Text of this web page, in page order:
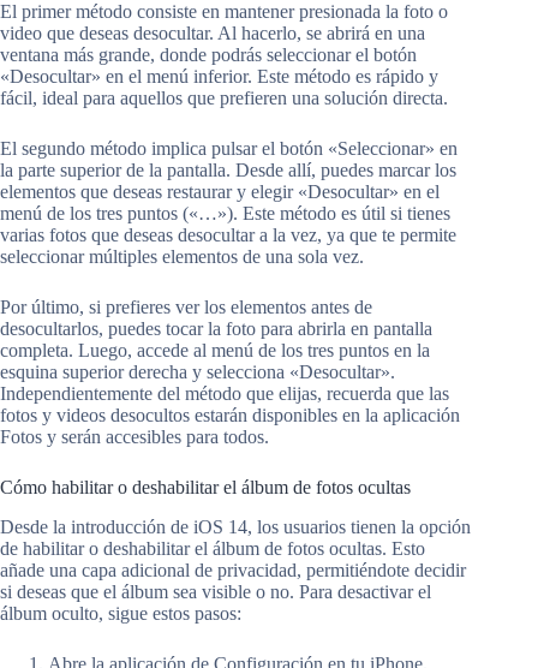
El primer método consiste en mantener presionada la foto o
video que deseas desocultar. Al hacerlo, se abrirá en una
ventana más grande, donde podrás seleccionar el botón
«Desocultar» en el menú inferior. Este método es rápido y
fácil, ideal para aquellos que prefieren una solución directa.
El segundo método implica pulsar el botón «Seleccionar» en
la parte superior de la pantalla. Desde allí, puedes marcar los
elementos que deseas restaurar y elegir «Desocultar» en el
menú de los tres puntos («…»). Este método es útil si tienes
varias fotos que deseas desocultar a la vez, ya que te permite
seleccionar múltiples elementos de una sola vez.
Por último, si prefieres ver los elementos antes de
desocultarlos, puedes tocar la foto para abrirla en pantalla
completa. Luego, accede al menú de los tres puntos en la
esquina superior derecha y selecciona «Desocultar».
Independientemente del método que elijas, recuerda que las
fotos y videos desocultos estarán disponibles en la aplicación
Fotos y serán accesibles para todos.
Cómo habilitar o deshabilitar el álbum de fotos ocultas
Desde la introducción de iOS 14, los usuarios tienen la opción
de habilitar o deshabilitar el álbum de fotos ocultas. Esto
añade una capa adicional de privacidad, permitiéndote decidir
si deseas que el álbum sea visible o no. Para desactivar el
álbum oculto, sigue estos pasos: